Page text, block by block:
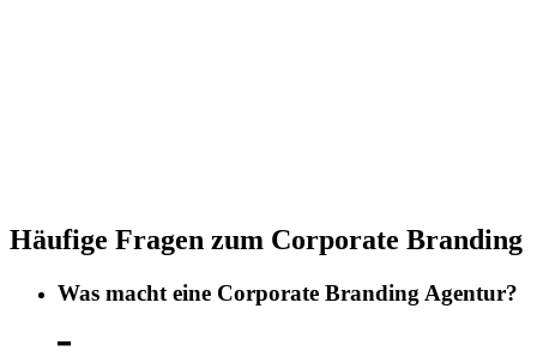
Häufige Fragen zum Corporate Branding
Was macht eine Corporate Branding Agentur?